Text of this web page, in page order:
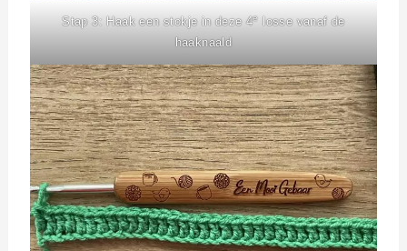
Stap 3: Haak een stokje in deze 4e losse vanaf de
haaknaald